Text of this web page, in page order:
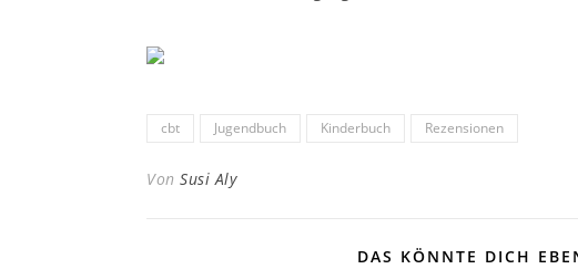
cbt Jugendbuch Kinderbuch Rezensionen
Von Susi Aly
DAS KÖNNTE DICH